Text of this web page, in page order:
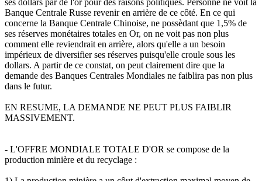
ses dollars par de l'or pour des raisons politiques. Personne ne voit la
Banque Centrale Russe revenir en arrière de ce côté. En ce qui
concerne la Banque Centrale Chinoise, ne possèdant que 1,5% de
ses réserves monétaires totales en Or, on ne voit pas non plus
comment elle reviendrait en arrière, alors qu'elle a un besoin
impérieux de diversifier ses réserves puisqu'elle croule sous les
dollars. A partir de ce constat, on peut clairement dire que la
demande des Banques Centrales Mondiales ne faiblira pas non plus
dans le futur.
EN RESUME, LA DEMANDE NE PEUT PLUS FAIBLIR
MASSIVEMENT.
- L'OFFRE MONDIALE TOTALE D'OR se compose de la
production minière et du recyclage :